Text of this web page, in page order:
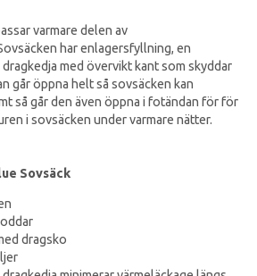
varmare delen av
har enlagersfyllning, en
med övervikt kant som skyddar
går öppna helt så sovsäcken kan
så går den även öppna i fotändan för för
i sovsäcken under varmare nätter.
Sovsäck
dragsko